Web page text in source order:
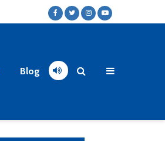
Blog